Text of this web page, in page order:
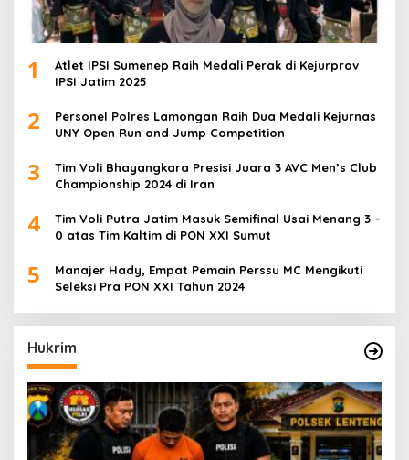
1
Atlet IPSI Sumenep Raih Medali Perak di Kejurprov
IPSI Jatim 2025
2
Personel Polres Lamongan Raih Dua Medali Kejurnas
UNY Open Run and Jump Competition
3
Tim Voli Bhayangkara Presisi Juara 3 AVC Men’s Club
Championship 2024 di Iran
4
Tim Voli Putra Jatim Masuk Semifinal Usai Menang 3 –
0 atas Tim Kaltim di PON XXI Sumut
5
Manajer Hady, Empat Pemain Perssu MC Mengikuti
Seleksi Pra PON XXI Tahun 2024
Hukrim